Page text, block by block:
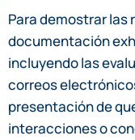
Para demostrar las
documentación
incluyendo las
correos
presentación de
interacciones o